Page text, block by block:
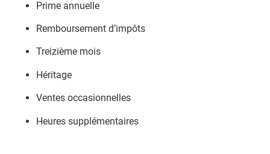
Prime annuelle
Remboursement d’impôts
Treizième mois
Héritage
Ventes occasionnelles
Heures supplémentaires